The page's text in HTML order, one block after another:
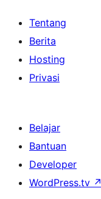
Tentang
Berita
Hosting
Privasi
Belajar
Bantuan
Developer
WordPress.tv ↗